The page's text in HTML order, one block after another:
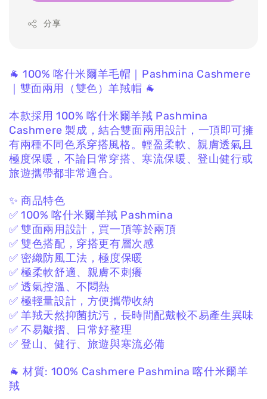
分享
🐐 100% 喀什米爾羊毛帽｜Pashmina Cashmere
｜雙面兩用（雙色）羊羢帽 🐐
本款採用 100% 喀什米爾羊羢 Pashmina
Cashmere 製成，結合雙面兩用設計， 一頂即可擁
有兩種不同色系穿搭風格。輕盈柔軟、親膚透氣且
極度保暖， 不論日常穿搭、寒流保暖、登山健行或
旅遊攜帶都非常適合。
✨ 商品特色
✅ 100% 喀什米爾羊羢 Pashmina
✅ 雙面兩用設計，買一頂等於兩頂
✅ 雙色搭配，穿搭更有層次感
✅ 密織防風工法，極度保暖
✅ 極柔軟舒適、親膚不刺癢
✅ 透氣控溫、不悶熱
✅ 極輕量設計，方便攜帶收納
✅ 羊羢天然抑菌抗污，長時間配戴較不易產生異味
✅ 不易皺摺、日常好整理
✅ 登山、健行、旅遊與寒流必備
🐐 材質: 100% Cashmere Pashmina喀什米爾羊
羢